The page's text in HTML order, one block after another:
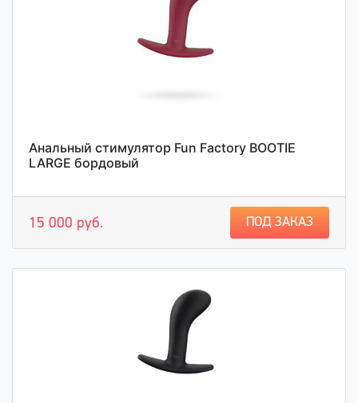
Анальный стимулятор Fun Factory BOOTIE
LARGE бордовый
15 000 руб. ПОД ЗАКАЗ